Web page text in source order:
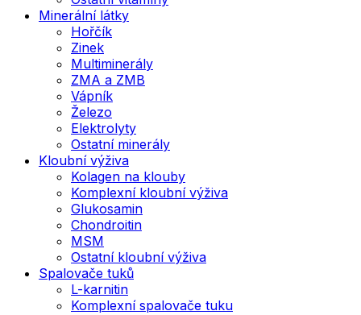
Minerální látky
Hořčík
Zinek
Multiminerály
ZMA a ZMB
Vápník
Železo
Elektrolyty
Ostatní minerály
Kloubní výživa
Kolagen na klouby
Komplexní kloubní výživa
Glukosamin
Chondroitin
MSM
Ostatní kloubní výživa
Spalovače tuků
L-karnitin
Komplexní spalovače tuku